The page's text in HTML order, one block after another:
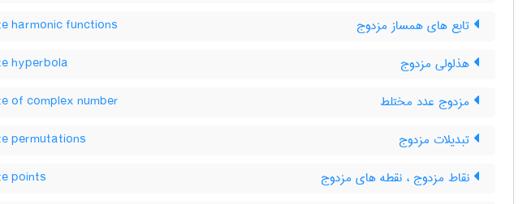
تابع های همساز مزدوج harmonic functions
هذلولی مزدوج hyperbola
مزدوج عدد مختلط of complex number
تبدیلات مزدوج permutations
نقاط مزدوج ، نقطه های مزدوج points